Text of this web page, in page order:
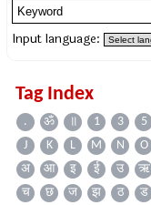
Input language:
Tag Index
. ॐ ॥ 1 3 5
J
K L M N O
अ
आ इ ई उ ऋ
च
छ ज झ ठ ड